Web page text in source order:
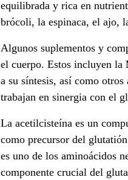
e
n
t
o
s
a
l
equilibrada y rica en
brócoli, la espinaca, el ajo,
Algunos suplementos y
el cuerpo. Estos incluyen la
a su síntesis, así como
trabajan en sinergia con el
La acetilcisteína es un
como precursor del
es uno de los aminoácidos
componente crucial del